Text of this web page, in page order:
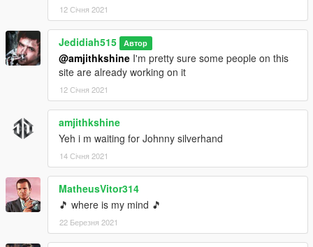
12 Січня 2021
Jedidiah515 Автор
@amjithkshine I'm pretty sure some people on this
site are already working on it
12 Січня 2021
amjithkshine
Yeh i m waiting for Johnny silverhand
14 Січня 2021
MatheusVitor314
🎵 where is my mind 🎵
22 Березня 2021